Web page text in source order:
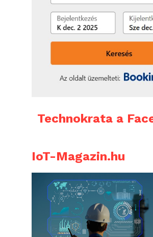
Technokrata a
IoT-Magazin.hu